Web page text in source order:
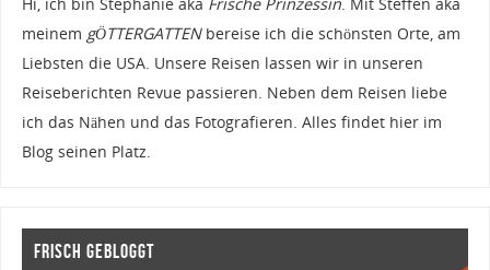
Hi, ich bin Stephanie aka Frische Prinzessin. Mit Steffen aka
meinem gÖTTERGATTENbereise ich die schönsten Orte, am
Liebsten die USA. Unsere Reisen lassen wir in unseren
Reiseberichten Revue passieren. Neben dem Reisen liebe
ich das Nähen und das Fotografieren. Alles findet hier im
Blog seinen Platz.
Frisch gebloggt